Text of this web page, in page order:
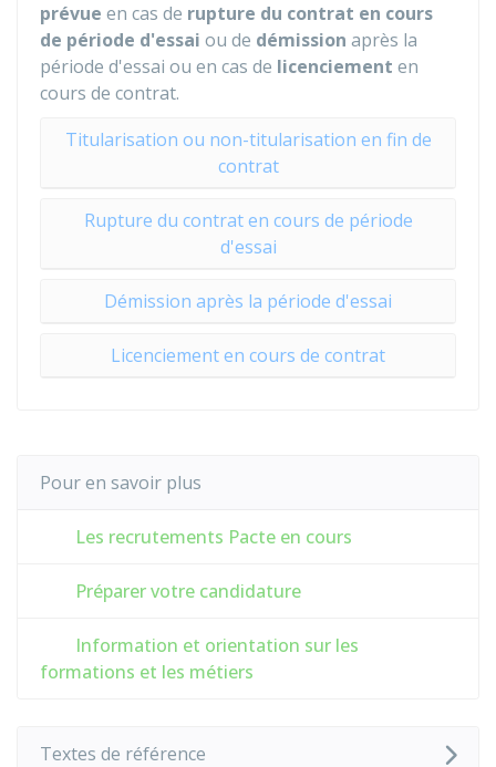
prévue en cas de rupture du contrat en cours
de période d'essai ou de démission après la
période d'essai ou en cas de licenciement en
cours de contrat.
Titularisation ou non-titularisation en fin de
contrat
Rupture du contrat en cours de période
d'essai
Démission après la période d'essai
Licenciement en cours de contrat
Pour en savoir plus
Les recrutements Pacte en cours
Préparer votre candidature
Information et orientation sur les
formations et les métiers
Textes de référence